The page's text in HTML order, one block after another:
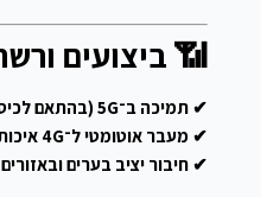
📶 ביצועים
✔ תמיכה ב־5G (בהתאם לכיסוי ולמכשיר)
✔ מעבר אוטומטי ל־4G איכותי
✔ חיבור יציב בערים ובאזורים